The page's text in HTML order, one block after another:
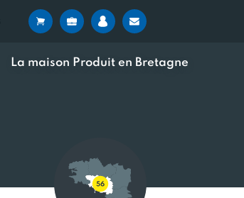
La maison Produit en Bretagne